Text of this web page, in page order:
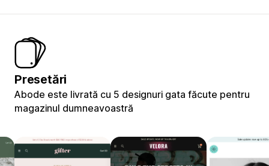
Presetări
Abode este livrată cu 5 designuri gata făcute pentru
magazinul dumneavoastră